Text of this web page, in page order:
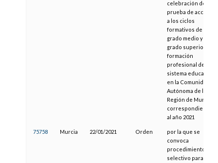
celebración de la
prueba de acceso
a los ciclos
formativos de
grado medio y de
grado superior de
formación
profesional del
sistema educativo
en la Comunidad
Autónoma de la
Región de Murcia,
correspondientes
al año 2021
75758 Murcia 22/01/2021 Orden
por la que se
convoca
procedimiento
selectivo para